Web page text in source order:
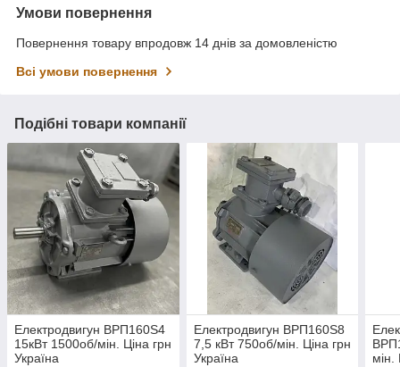
Умови повернення
Повернення товару впродовж 14 днів за домовленістю
Всі умови повернення
Подібні товари компанії
Електродвигун ВРП160Ѕ4
15кВт 1500об/мін. Ціна грн
Україна
Електродвигун ВРП160Ѕ8
7,5 кВт 750об/мін. Ціна грн
Україна
мін.